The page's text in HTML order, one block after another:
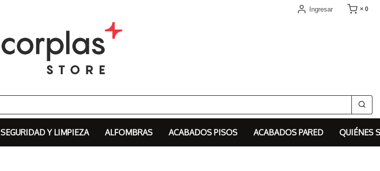
Ingresar × 0
SEGURIDAD Y LIMPIEZA ALFOMBRAS ACABADOS PISOS ACABADOS PARED QUIÉNES